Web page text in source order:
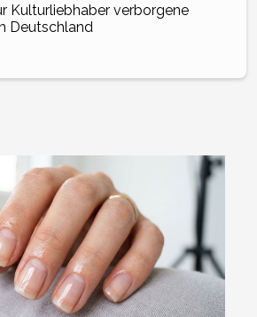
Kulturliebhaber verborgene
Deutschland